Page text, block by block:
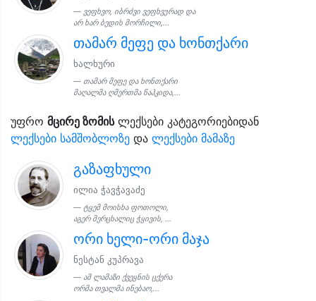
ვეფხვო, იბრძვი ვეფხვურად და
არ ხარ ბედის მორჩილი,...
თამარ მეფე და ხონთქარი
ხალხური
თამარ მეფე და ხონთქარი
მაღალმა ღმერთმა წაჰკიდა,...
უფრო მცირე ზომისლექსები კატეგორიებიდან
ლექსები სამშობლოზე და ლექსები მამაზე
გაზაფხული
ილია ჭავჭავაძე
ტყემ მოისხა ფოთოლი,
აგერ მერცხალიც ჭყივის, ...
ორი ხელი-ორი მაჯა
ნესტან კუპრავა
ამ ლამაზი ქვეყნის ცქერა
ორმა თვალმა ინებაო,...